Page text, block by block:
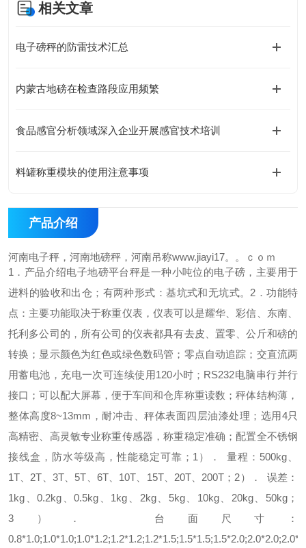
相关文章
电子磅秤的防雷技术汇总
内蒙古地磅在检查路段应用频繁
食品感官分析领域深入企业开展感官技术培训
料罐称重模块的使用注意事项
产品介绍
河南电子秤，河南地磅秤，河南吊称www.jiayi17。。ｃｏｍ
1．产品介绍电子地磅平台秤是一种小吨位的电子磅，主要用于
进料的验收和出仓；有两种形式：基坑式和无坑式。 2．功能特
点： 主要功能取决于称重仪表，仪表可以是耀华、彩信、东南、
托利多公司的，所有公司的仪表都具有去皮、置零、公斤和磅的
转换； 显示颜色为红色或绿色数码管； 零点自动追踪； 交直流两
用蓄电池，充电一次可连续使用120小时； RS232电脑串行并行
接口；可以配大屏幕，便于车间和仓库称重读数；秤体结构薄，
整体高度8~13mm，耐冲击、秤体表面四层油漆处理； 选用4只
高精密、高灵敏专业称重传感器，称重稳定准确；配置全不锈钢
接线盒，防水等级高，性能稳定可靠； 1）． 量程： 500kg、
1T、2T、3T、5T、6T、10T、15T、20T、200T； 2）． 误差：
1kg、0.2kg、0.5kg、1kg、2kg、5kg、10kg、20kg、50kg；
3）． 台面尺寸：